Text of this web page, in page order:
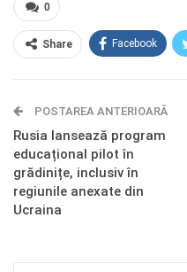
0
Share Facebook
Telegram OK.ru
POSTAREA ANTERIOARĂ
Rusia lansează program
educațional pilot în
grădinițe, inclusiv în
regiunile anexate din
Ucraina